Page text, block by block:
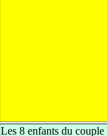
Les 8 enfants du couple